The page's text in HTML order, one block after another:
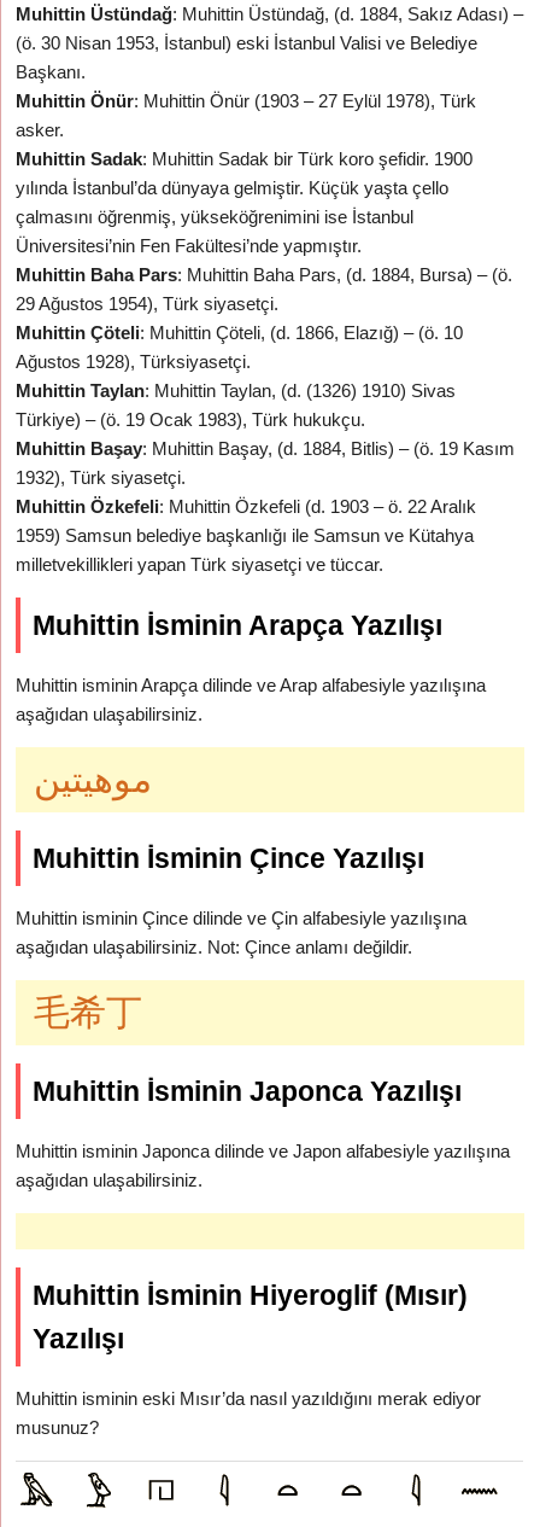
Muhittin Üstündağ: Muhittin Üstündağ, (d. 1884, Sakız Adası) –
(ö. 30 Nisan 1953, İstanbul) eski İstanbul Valisi ve Belediye
Başkanı.
Muhittin Önür: Muhittin Önür (1903 – 27 Eylül 1978), Türk
asker.
Muhittin Sadak: Muhittin Sadak bir Türk koro şefidir. 1900
yılında İstanbul’da dünyaya gelmiştir. Küçük yaşta çello
çalmasını öğrenmiş, yükseköğrenimini ise İstanbul
Üniversitesi’nin Fen Fakültesi’nde yapmıştır.
Muhittin Baha Pars: Muhittin Baha Pars, (d. 1884, Bursa) – (ö.
29 Ağustos 1954), Türk siyasetçi.
Muhittin Çöteli: Muhittin Çöteli, (d. 1866, Elazığ) – (ö. 10
Ağustos 1928), Türksiyasetçi.
Muhittin Taylan: Muhittin Taylan, (d. (1326) 1910) Sivas
Türkiye) – (ö. 19 Ocak 1983), Türk hukukçu.
Muhittin Başay: Muhittin Başay, (d. 1884, Bitlis) – (ö. 19 Kasım
1932), Türk siyasetçi.
Muhittin Özkefeli: Muhittin Özkefeli (d. 1903 – ö. 22 Aralık
1959) Samsun belediye başkanlığı ile Samsun ve Kütahya
milletvekillikleri yapan Türk siyasetçi ve tüccar.
Muhittin İsminin Arapça Yazılışı
Muhittin isminin Arapça dilinde ve Arap alfabesiyle yazılışına
aşağıdan ulaşabilirsiniz.
موهيتين
Muhittin İsminin Çince Yazılışı
Muhittin isminin Çince dilinde ve Çin alfabesiyle yazılışına
aşağıdan ulaşabilirsiniz. Not: Çince anlamı değildir.
毛希丁
Muhittin İsminin Japonca Yazılışı
Muhittin isminin Japonca dilinde ve Japon alfabesiyle yazılışına
aşağıdan ulaşabilirsiniz.
Muhittin İsminin Hiyeroglif (Mısır)
Yazılışı
Muhittin isminin eski Mısır’da nasıl yazıldığını merak ediyor
musunuz?